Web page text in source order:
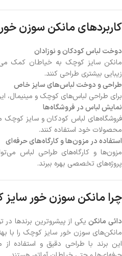
کاربردهای مانکن سوزن
دوخت لباس کودکان و نوزادان
مانکن سایز کوچک به خیاطان کمک
زیبایی بیشتری طراحی کنند.
طراحی و دوخت لباس‌های سایز خاص
برای طراحی لباس‌های کوچک و مینیمال،
نمایش لباس در فروشگاه‌ها
فروشگاه‌های لباس کودکان و سایز کوچک
محصولات خود استفاده کنند.
استفاده در مزون‌ها و کارگاه‌های حرفه‌ای
مزون‌ها و کارگاه‌های طراحی لباس
پروژه‌های تخصصی بهره ببرند.
چرا مانکن سوزن خور
دائی مانکنیکی از پیشروترین برندها
مانکن‌های سوزن خور سایز کوچک را با
این برند با طراحی دقیق و استفاده از